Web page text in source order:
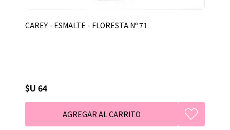
CAREY - ESMALTE - FLORESTA Nº 71
$U 64